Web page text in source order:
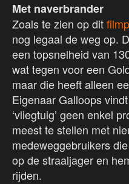
Met naverbrander
Zoals te zien op dit
nog legaal de weg op.
een topsnelheid van
wat tegen voor een
maar die heeft alleen
Eigenaar Galloops
‘vliegtuig’ geen enkel
meest te stellen met
medeweggebruikers
op de straaljager en
rijden.